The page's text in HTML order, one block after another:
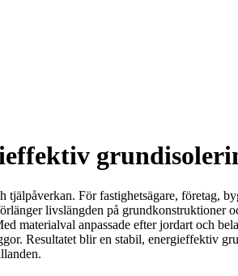
För fastighetsägare, företag,
livslängden på grundkonstruktioner
materialval anpassade efter jordart och
Resultatet blir en stabil, energieffektiv